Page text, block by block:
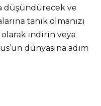
düşündürecek ve
tanık olmanızı
indirin veya
dünyasına adım